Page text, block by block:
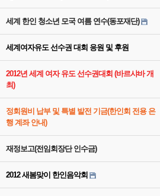
세계 한인 청소년 모국 여름 연수(동포재단)
세계여자유도 선수권 대회 응원 및 후원
2012년 세계 여자 유도 선수권대회 (바르샤바 개
최)
정회원비 납부 및 특별 발전 기금(한인회 전용 은
행 계좌 안내)
재정보고(전임회장단 인수금)
2012 새봄맞이 한인음악회